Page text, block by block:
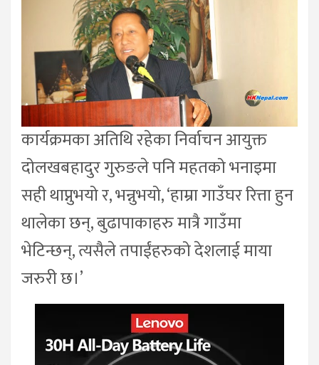
कार्यक्रमका अतिथि रहेका निर्वाचन आयुक्त
दोलखबहादुर गुरुङले पनि महतको भनाइमा
सही थाप्नुभयो र, भन्नुभयो, ‘हाम्रा गाउँघर रित्ता हुन
थालेका छन्, बुढापाकाहरु मात्रै गाउँमा
भेटिन्छन्, त्यसैले तपाईंहरुको देशलाई माया
जरुरी छ।’